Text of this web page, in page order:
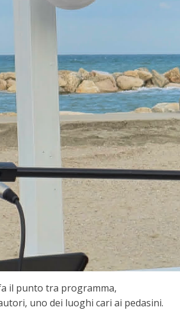
il punto tra programma,
uno dei luoghi cari ai pedasini.